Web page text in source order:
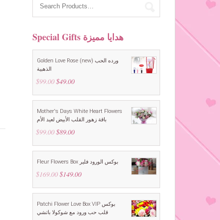
Special Gifts هدايا مميزة
Golden Love Rose (new) ورده الحب
الذهبية
$99.00 Original
was:
$49.00Current
is:
Mother's Days White Heart Flowers
باقة زهور القلب الأبيض لعيد الأم
$99.00 Original
was:
$89.00Current
is:
Fleur Flowers Box بوكس الورود فلير
$169.00 Original
was:
$149.00Current
is:
Patchi Flower Love Box VIP بوكس
قلب حب ورود مع شوكولا باتشي